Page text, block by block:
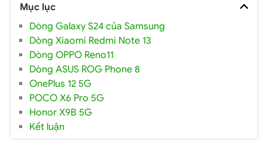
Mục lục
Dòng Galaxy S24 của Samsung
Dòng Xiaomi Redmi Note 13
Dòng OPPO Reno11
Dòng ASUS ROG Phone 8
OnePlus 12 5G
POCO X6 Pro 5G
Honor X9B 5G
Kết luận